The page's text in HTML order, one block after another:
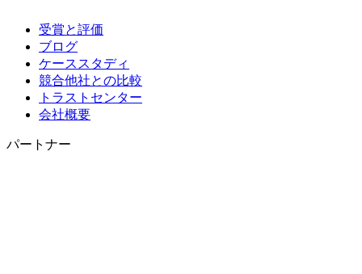
受賞と評価
ブログ
ケーススタディ
競合他社との比較
トラストセンター
会社概要
パートナー